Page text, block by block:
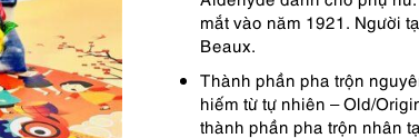
mắt vào năm 1921. Người
Beaux.
Thành phần pha trộn
hiếm từ tự nhiên – Old/
thành phần pha trộn nhân